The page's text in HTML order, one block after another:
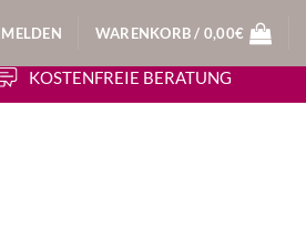
WARENKORB / 0,00€
KOSTENFREIE BERATUNG